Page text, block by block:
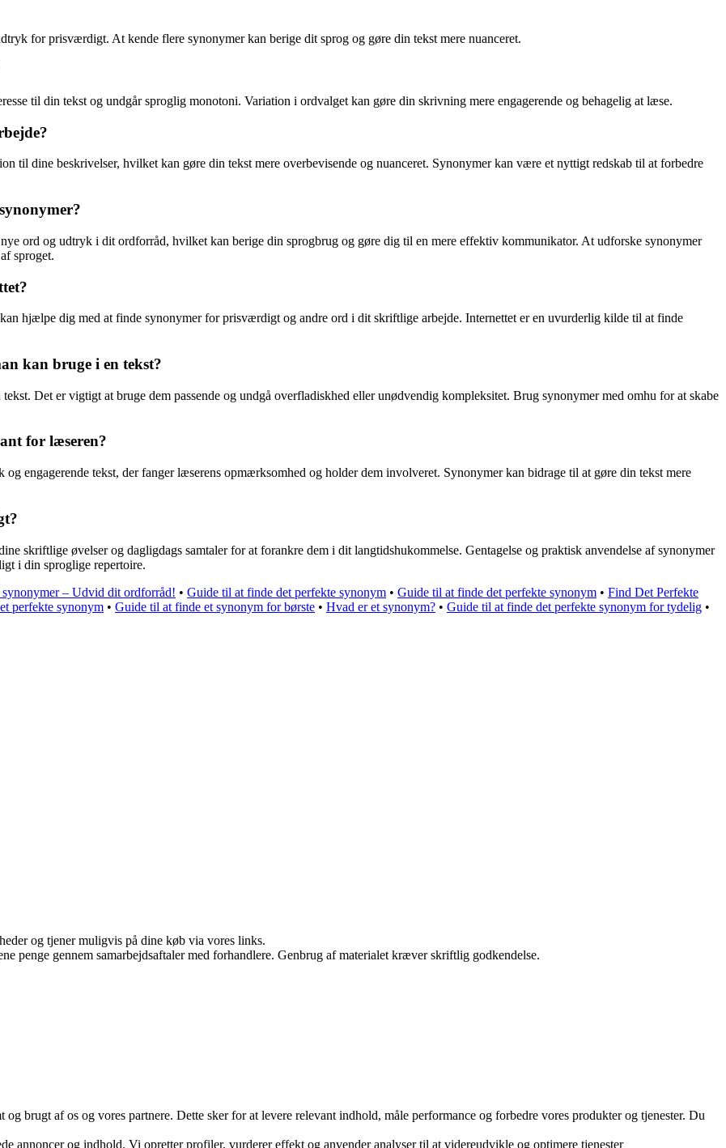
for prisværdigt. At kende flere synonymer kan berige dit sprog og gøre din tekst mere nuanceret.
til din tekst og undgår sproglig monotoni. Variation i ordvalget kan gøre din skrivning mere engagerende og behagelig at læse.
til dine beskrivelser, hvilket kan gøre din tekst mere overbevisende og nuanceret. Synonymer kan være et nyttigt redskab til at forbedre
ord og udtryk i dit ordforråd, hvilket kan berige din sprogbrug og gøre dig til en mere effektiv kommunikator. At udforske synonymer
sproget.
hjælpe dig med at finde synonymer for prisværdigt og andre ord i dit skriftlige arbejde. Internettet er en uvurderlig kilde til at finde
kan bruge i en tekst?
Det er vigtigt at bruge dem passende og undgå overfladiskhed eller unødvendig kompleksitet. Brug synonymer med omhu for at skabe
for læseren?
engagerende tekst, der fanger læserens opmærksomhed og holder dem involveret. Synonymer kan bidrage til at gøre din tekst mere
skriftlige øvelser og dagligdags samtaler for at forankre dem i dit langtidshukommelse. Gentagelse og praktisk anvendelse af synonymer
i din sproglige repertoire.
– Udvid dit ordforråd! • Guide til at finde det perfekte synonym • Guide til at finde det perfekte synonym • Find Det Perfekte
perfekte synonym • Guide til at finde et synonym for børste • Hvad er et synonym? • Guide til at finde det perfekte synonym for tydelig •
og tjener muligvis på dine køb via vores links.
penge gennem samarbejdsaftaler med forhandlere. Genbrug af materialet kræver skriftlig godkendelse.
brugt af os og vores partnere. Dette sker for at levere relevant indhold, måle performance og forbedre vores produkter og tjenester. Du
annoncer og indhold. Vi opretter profiler, vurderer effekt og anvender analyser til at videreudvikle og optimere tjenester